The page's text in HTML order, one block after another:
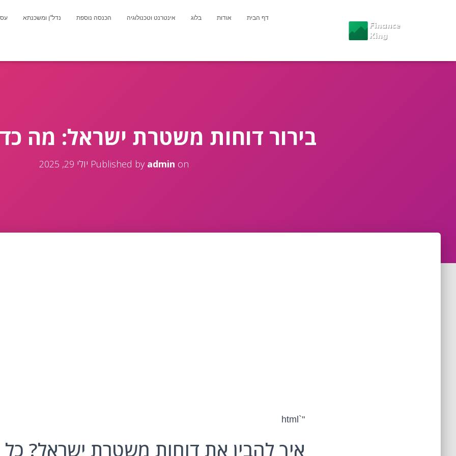
דף הבית אודות בלוג אינטרנט וטכנולוגיה הכנסה נוספת נדל"ן ומשכנתא
בירור דוחות משטרת ישראל: מה
Published by admin on יולי 29, 2025
"`html
איך להבין את דוחות משטרת ישראל?